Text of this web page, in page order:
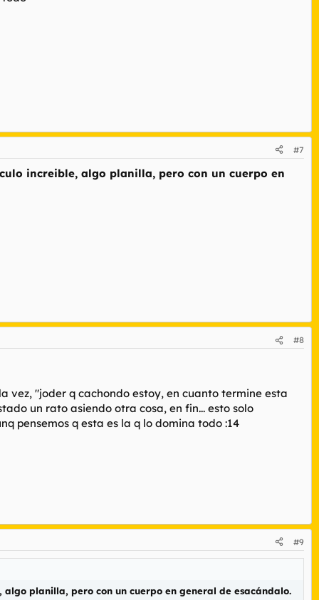
#7
increible, algo planilla, pero con un cuerpo en
#8
vez, "joder q cachondo estoy, en cuanto termine esta
un rato asiendo otra cosa, en fin... esto solo
pensemos q esta es la q lo domina todo :14
#9
planilla, pero con un cuerpo en general de esacándalo.